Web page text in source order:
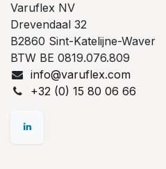
Varuflex NV
Drevendaal 32
B2860 Sint-Katelijne-Waver
BTW BE 0819.076.809
info@varuflex.com
+32 (0) 15 80 06 66